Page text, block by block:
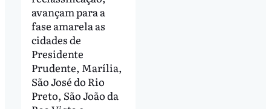
avançam para a
fase amarela as
cidades de
Presidente
Prudente, Marília,
São José do Rio
Preto, São João da